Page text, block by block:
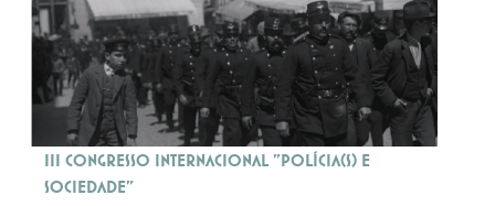
III Congresso Internacional "Polícia(s) e
Sociedade"